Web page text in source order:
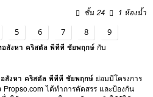
ชั้น 24 1 ห้องน้ำ
5 6 7 8 9
อสังหา คริสตัล พีทีที ชัยพฤกษ์ กับ
อสังหา คริสตัล พีทีที ชัยพฤกษ์ ย่อมมีโครงการ
ได้ทำการคัดสรร และป้องกัน